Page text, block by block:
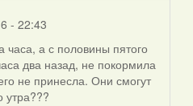
- 22:43
часа, а с половины пятого
два назад, не покормила
не принесла. Они смогут
утра???